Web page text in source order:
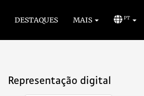
DESTAQUES MAIS PT
Representação digital